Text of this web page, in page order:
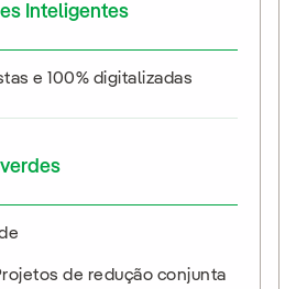
Inteligentes
e 100% digitalizadas
de redução conjunta